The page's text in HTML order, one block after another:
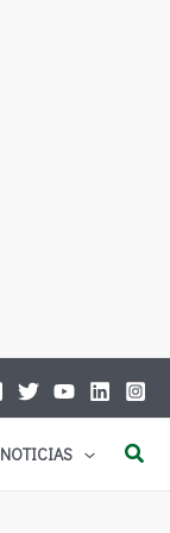
NOTICIAS